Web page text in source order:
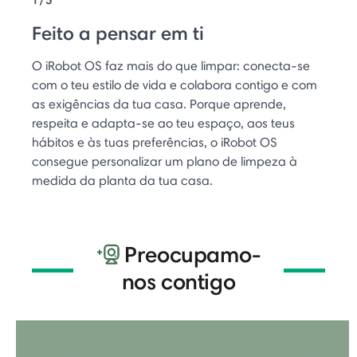
Feito a pensar em ti
O iRobot OS faz mais do que limpar: conecta-se
com o teu estilo de vida e colabora contigo e com
as exigências da tua casa. Porque aprende,
respeita e adapta-se ao teu espaço, aos teus
hábitos e às tuas preferências, o iRobot OS
consegue personalizar um plano de limpeza à
medida da planta da tua casa.
Preocupamo-
nos contigo